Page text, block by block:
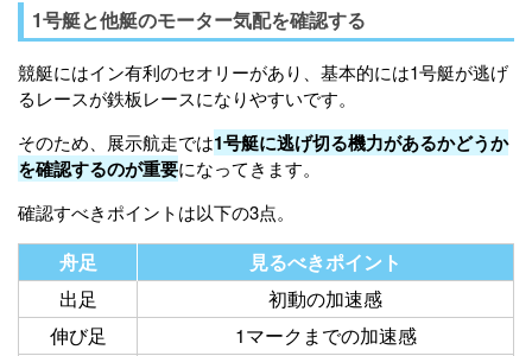
1号艇と他艇のモーター気配を確認する
競艇にはイン有利のセオリーがあり、基本的には1号艇が逃げ
るレースが鉄板レースになりやすいです。
そのため、展示航走では1号艇に逃げ切る機力があるかどうか
を確認するのが重要になってきます。
確認すべきポイントは以下の3点。
舟足
見るべきポイント
出足
初動の加速感
伸び足
1マークまでの加速感